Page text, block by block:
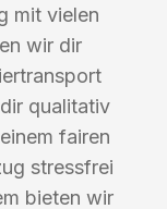
mit vielen
wir dir
qualitativ
fairen
stressfrei
bieten wir